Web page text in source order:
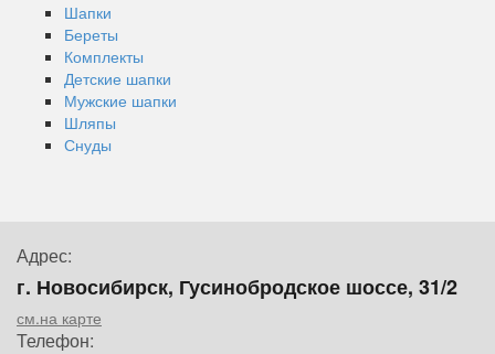
Шапки
Береты
Комплекты
Детские шапки
Мужские шапки
Шляпы
Снуды
Адрес:
г. Новосибирск, Гусинобродское шоссе, 31/2
см.на карте
Телефон: